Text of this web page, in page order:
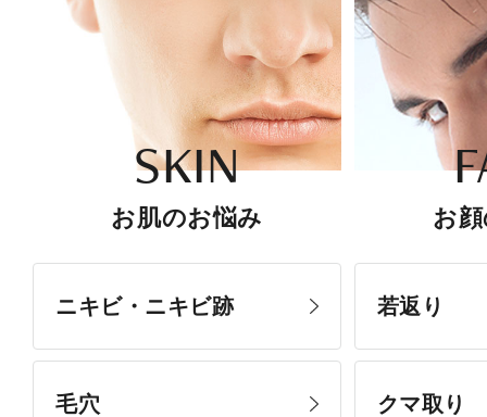
SKIN
お肌のお悩み
ニキビ・ニキビ跡
毛穴
お
若返り
クマ取り